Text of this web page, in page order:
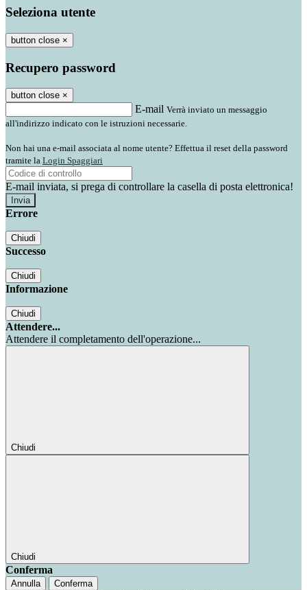
Seleziona utente
button close ×
Recupero password
button close ×
E-mail Verrà inviato un messaggio
all'indirizzo indicato con le istruzioni necessarie.
Non hai una e-mail associata al nome utente? Effettua il reset della password
tramite la Login Spaggiari
E-mail inviata, si prega di controllare la casella di posta elettronica!
Errore
Chiudi
Successo
Chiudi
Informazione
Chiudi
Attendere...
Attendere il completamento dell'operazione...
Chiudi
Chiudi
Conferma
Annulla Conferma